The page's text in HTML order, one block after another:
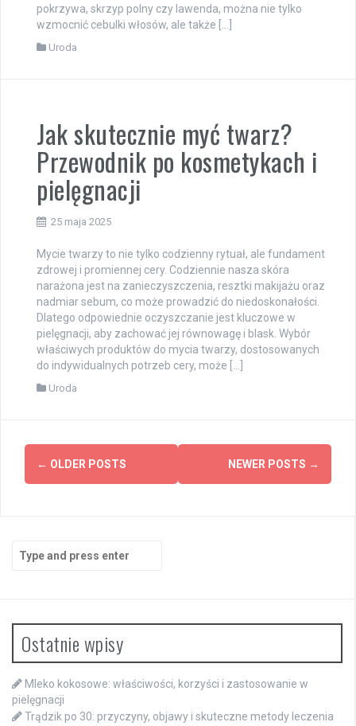
pokrzywa, skrzyp polny czy lawenda, można nie tylko
wzmocnić cebulki włosów, ale także […]
Uroda
Jak skutecznie myć twarz?
Przewodnik po kosmetykach i
pielęgnacji
25 maja 2025
Mycie twarzy to nie tylko codzienny rytuał, ale fundament
zdrowej i promiennej cery. Codziennie nasza skóra
narażona jest na zanieczyszczenia, resztki makijażu oraz
nadmiar sebum, co może prowadzić do niedoskonałości.
Dlatego odpowiednie oczyszczanie jest kluczowe w
pielęgnacji, aby zachować jej równowagę i blask. Wybór
właściwych produktów do mycia twarzy, dostosowanych
do indywidualnych potrzeb cery, może […]
Uroda
Posts
navigation
← OLDER POSTS NEWER POSTS →
Search
for:
Ostatnie wpisy
Mleko kokosowe: właściwości, korzyści i zastosowanie w
pielęgnacji
Trądzik po 30: przyczyny, objawy i skuteczne metody leczenia